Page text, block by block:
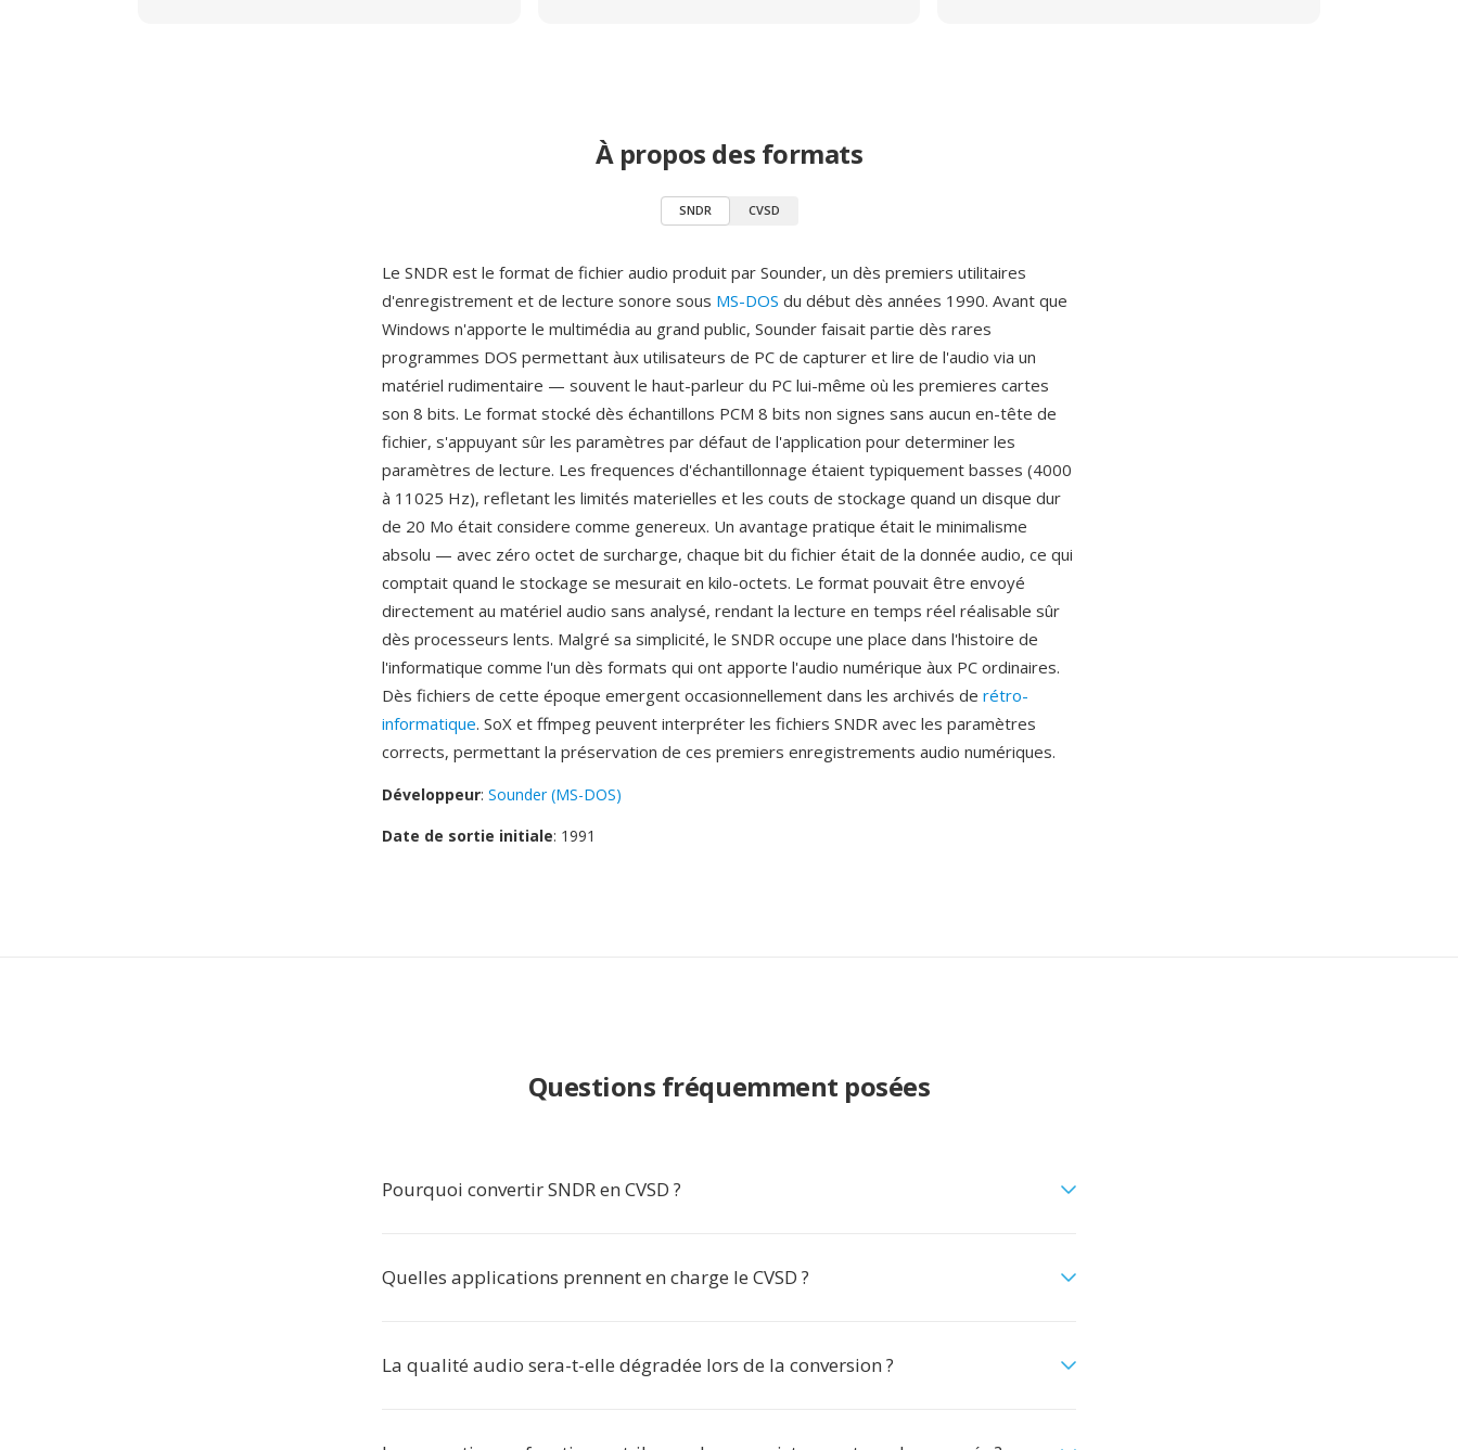
À propos des formats
SNDR CVSD
Le SNDR est le format de fichier audio produit par Sounder, un dès premiers utilitaires
d'enregistrement et de lecture sonore sous MS-DOS du début dès années 1990. Avant que
Windows n'apporte le multimédia au grand public, Sounder faisait partie dès rares
programmes DOS permettant àux utilisateurs de PC de capturer et lire de l'audio via un
matériel rudimentaire — souvent le haut-parleur du PC lui-même où les premieres cartes
son 8 bits. Le format stocké dès échantillons PCM 8 bits non signes sans aucun en-tête de
fichier, s'appuyant sûr les paramètres par défaut de l'application pour determiner les
paramètres de lecture. Les frequences d'échantillonnage étaient typiquement basses (4000
à 11025 Hz), refletant les limités materielles et les couts de stockage quand un disque dur
de 20 Mo était considere comme genereux. Un avantage pratique était le minimalisme
absolu — avec zéro octet de surcharge, chaque bit du fichier était de la donnée audio, ce qui
comptait quand le stockage se mesurait en kilo-octets. Le format pouvait être envoyé
directement au matériel audio sans analysé, rendant la lecture en temps réel réalisable sûr
dès processeurs lents. Malgré sa simplicité, le SNDR occupe une place dans l'histoire de
l'informatique comme l'un dès formats qui ont apporte l'audio numérique àux PC ordinaires.
Dès fichiers de cette époque emergent occasionnellement dans les archivés de rétro-
informatique. SoX et ffmpeg peuvent interpréter les fichiers SNDR avec les paramètres
corrects, permettant la préservation de ces premiers enregistrements audio numériques.
Développeur: Sounder (MS-DOS)
Date de sortie initiale: 1991
Questions fréquemment posées
Pourquoi convertir SNDR en CVSD ?
Quelles applications prennent en charge le CVSD ?
La qualité audio sera-t-elle dégradée lors de la conversion ?